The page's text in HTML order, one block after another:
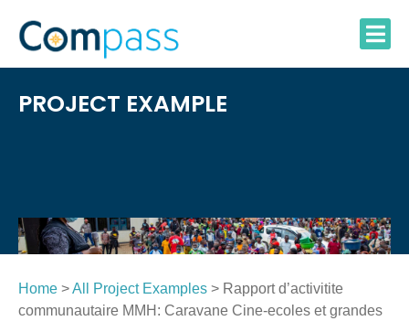
content
PROJECT EXAMPLE
Home >All Project Examples > Rapport d’activitite
communautaire MMH: Caravane Cine-ecoles et grandes